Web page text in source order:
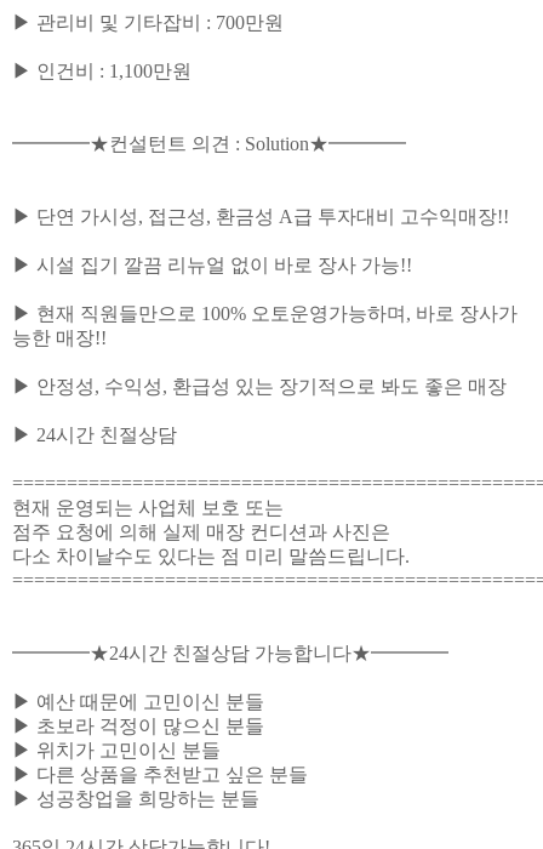
▶ 관리비 및 기타잡비 : 700만원
▶ 인건비 : 1,100만원
━━━━★컨설턴트 의견 : Solution★━━━━
▶ 단연 가시성, 접근성, 환금성 A급 투자대비 고수익매장!!
▶ 시설 집기 깔끔 리뉴얼 없이 바로 장사 가능!!
▶ 현재 직원들만으로 100% 오토운영가능하며, 바로 장사가
능한 매장!!
▶ 안정성, 수익성, 환급성 있는 장기적으로 봐도 좋은 매장
▶ 24시간 친절상담
현재 운영되는 사업체 보호 또는
점주 요청에 의해 실제 매장 컨디션과 사진은
다소 차이날수도 있다는 점 미리 말씀드립니다.
━━━━★24시간 친절상담 가능합니다★━━━━
▶ 예산 때문에 고민이신 분들
▶ 초보라 걱정이 많으신 분들
▶ 위치가 고민이신 분들
▶ 다른 상품을 추천받고 싶은 분들
▶ 성공창업을 희망하는 분들